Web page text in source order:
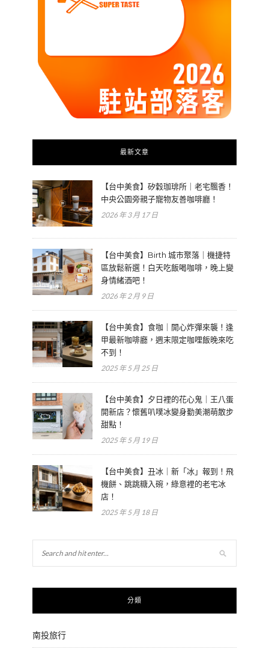
最新文章
【台中美食】矽穀珈琲所｜老宅飄香！
中央公園旁親子寵物友善咖啡廳！
2026 年 3 月 17 日
【台中美食】Birth 城市聚落｜機捷特
區放鬆新選！白天吃飯喝咖啡，晚上變
身情緒酒吧！
2026 年 2 月 9 日
【台中美食】食咖｜開心炸彈來襲！逢
甲最新咖啡廳，週末限定咖哩飯晚來吃
不到！
2025 年 5 月 25 日
【台中美食】夕日裡的花心鬼｜王八蛋
開新店？懷舊叭噗冰變身勤美潮萌散步
甜點！
2025 年 5 月 19 日
【台中美食】丑冰｜新「冰」報到！飛
機餅、跳跳糖入碗，綠意裡的老宅冰
店！
2025 年 5 月 18 日
分類
南投旅行